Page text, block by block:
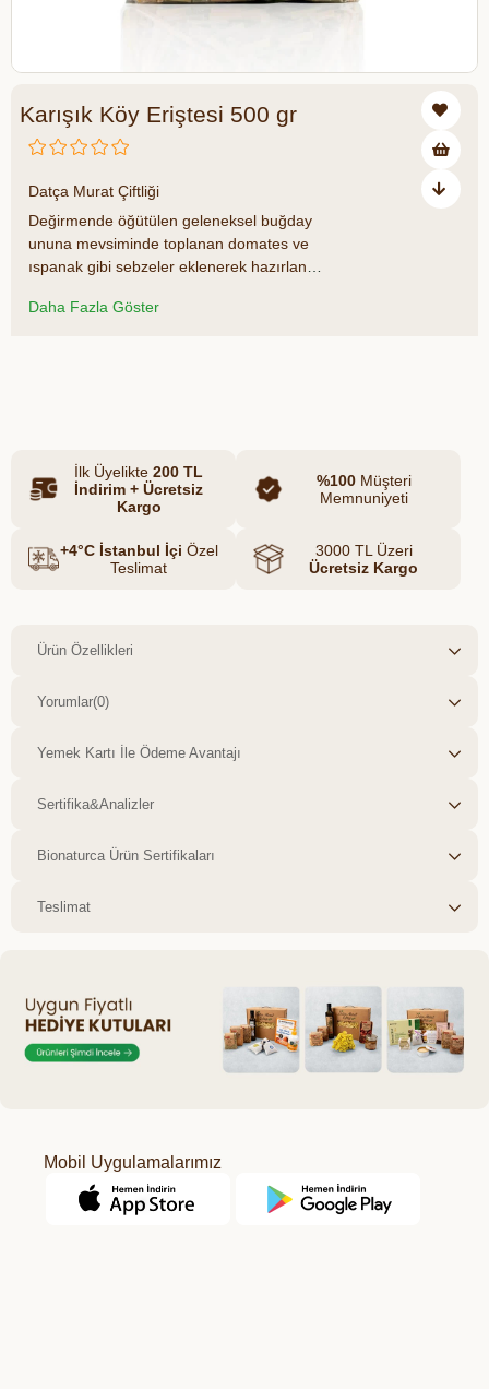
Karışık Köy Eriştesi 500 gr
Datça Murat Çiftliği
Değirmende öğütülen geleneksel buğday
ununa mevsiminde toplanan domates ve
ıspanak gibi sebzeler eklenerek hazırlanan
hem renkli görünümü hem de sebzelerden
Daha Fazla Göster
İlk Üyelikte 200 TL
İndirim + Ücretsiz
Kargo
%100Müşteri
Memnuniyeti
+4°C İstanbul İçi Özel
Teslimat
3000 TL Üzeri
Ücretsiz Kargo
Ürün Özellikleri
Yorumlar(0)
Yemek Kartı İle Ödeme Avantajı
Sertifika&Analizler
Bionaturca Ürün Sertifikaları
Teslimat
Mobil Uygulamalarımız